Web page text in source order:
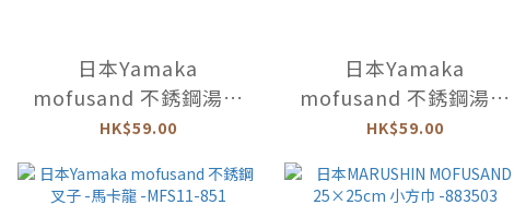
日本Yamaka
mofusand 不銹鋼湯匙
-甜甜圈 -MFS12-850
HK$59.00
日本Yamaka
mofusand 不銹鋼湯匙
-馬卡龍 -MFS11-850
HK$59.00